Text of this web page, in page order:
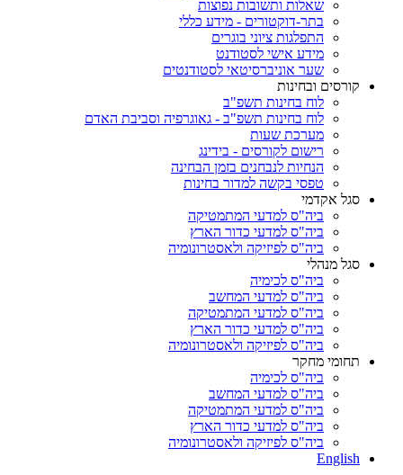
שאלות ותשובות נפוצות
בתר-דוקטורים - מידע כללי
התפלגות ציוני בוגרים
מידע אישי לסטודנט
שער אוניברסיטאי לסטודנטים
קורסים ובחינות
לוח בחינות תשפ"ב
לוח בחינות תשפ"ב - גאוגרפיה וסביבת האדם
מערכת שעות
רישום לקורסים - בידינג
הנחיות לנבחנים בזמן הבחינה
טפסי בקשה למדור בחינות
סגל אקדמי
ביה"ס למדעי המתמטיקה
ביה"ס למדעי כדור הארץ
ביה"ס לפיזיקה ולאסטרונומיה
סגל מנהלי
ביה"ס לכימיה
ביה"ס למדעי המחשב
ביה"ס למדעי המתמטיקה
ביה"ס למדעי כדור הארץ
ביה"ס לפיזיקה ולאסטרונומיה
תחומי מחקר
ביה"ס לכימיה
ביה"ס למדעי המחשב
ביה"ס למדעי המתמטיקה
ביה"ס למדעי כדור הארץ
ביה"ס לפיזיקה ולאסטרונומיה
English